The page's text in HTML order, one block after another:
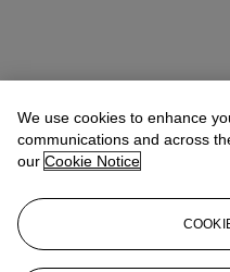
We use cookies to enhance
communications and across
our Cookie Notice